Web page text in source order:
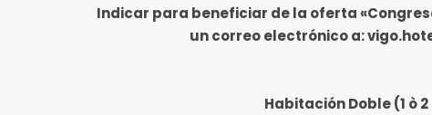
Indicar para beneficiar de la oferta
un correo electrónico a:
Habitación Doble (1 ò